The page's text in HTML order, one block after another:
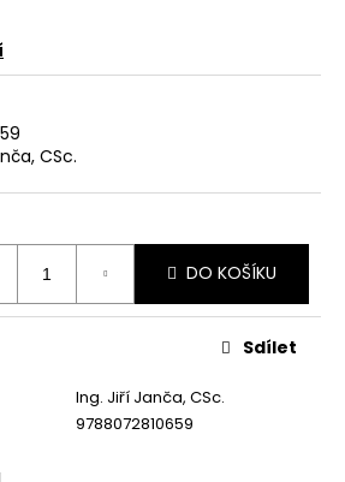
CSc.
DO KOŠÍKU
Ing. Jiří Janča, CSc.
9788072810659
Sdílet